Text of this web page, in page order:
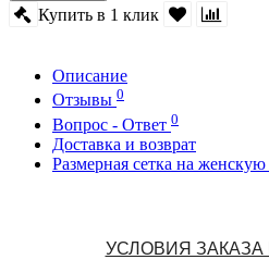
Купить в 1 клик
Описание
Отзывы 0
Вопрос - Ответ 0
Доставка и возврат
Размерная сетка на
УСЛОВИЯ ЗАКАЗА